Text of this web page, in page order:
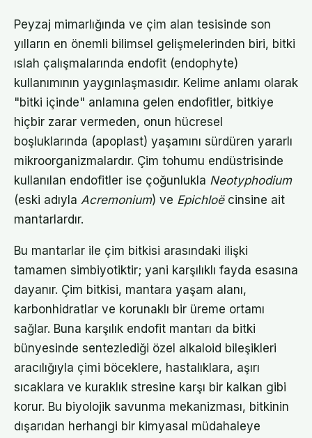
Peyzaj mimarlığında ve çim alan tesisinde son
yılların en önemli bilimsel gelişmelerinden biri, bitki
ıslah çalışmalarında endofit (endophyte)
kullanımının yaygınlaşmasıdır. Kelime anlamı olarak
"bitki içinde" anlamına gelen endofitler, bitkiye
hiçbir zarar vermeden, onun hücresel
boşluklarında (apoplast) yaşamını sürdüren yararlı
mikroorganizmalardır. Çim tohumu endüstrisinde
kullanılan endofitler ise çoğunlukla Neotyphodium
(eski adıyla Acremonium) ve Epichloëcinsine ait
mantarlardır.
Bu mantarlar ile çim bitkisi arasındaki ilişki
tamamen simbiyotiktir; yani karşılıklı fayda esasına
dayanır. Çim bitkisi, mantara yaşam alanı,
karbonhidratlar ve korunaklı bir üreme ortamı
sağlar. Buna karşılık endofit mantarı da bitki
bünyesinde sentezlediği özel alkaloid bileşikleri
aracılığıyla çimi böceklere, hastalıklara, aşırı
sıcaklara ve kuraklık stresine karşı bir kalkan gibi
korur. Bu biyolojik savunma mekanizması, bitkinin
dışarıdan herhangi bir kimyasal müdahaleye